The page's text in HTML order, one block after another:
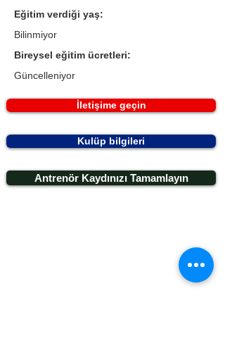
Eğitim verdiği yaş:
Bilinmiyor
Bireysel eğitim ücretleri:
Güncelleniyor
İletişime geçin
Kulüp bilgileri
Antrenör Kaydınızı Tamamlayın